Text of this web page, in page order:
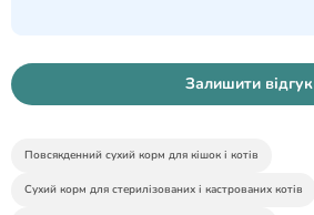
Залишити відгук
Повсякденний сухий корм для кішок і котів
Сухий корм для стерилізованих і кастрованих котів